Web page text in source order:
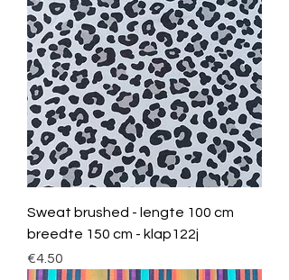
Sweat brushed - lengte 100 cm
breedte 150 cm - klap122j
Price
€4.50